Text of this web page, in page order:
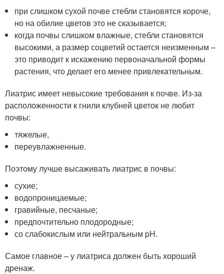
при слишком сухой почве стебли становятся короче,
но на обилие цветов это не сказывается;
когда почвы слишком влажные, стебли становятся
высокими, а размер соцветий остается неизменным –
это приводит к искажению первоначальной формы
растения, что делает его менее привлекательным.
Лиатрис имеет невысокие требования к почве. Из-за
расположенности к гнили клубней цветок не любит
почвы:
тяжелые,
переувлажненные.
Поэтому лучше высаживать лиатрис в почвы:
сухие;
водопроницаемые;
гравийные, песчаные;
предпочтительно плодородные;
со слабокислым или нейтральным pH.
Самое главное – у лиатриса должен быть хороший
дренаж.